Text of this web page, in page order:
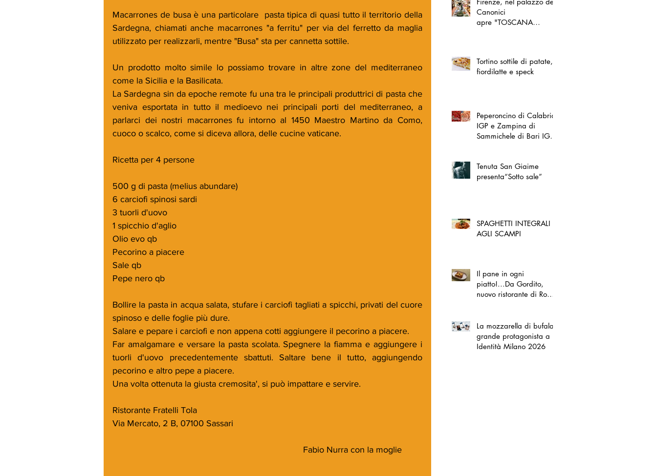
Macarrones de busa è una particolare  pasta tipica di quasi tutto il territorio della
Sardegna, chiamati anche macarrones "a ferritu" per via del ferretto da maglia
utilizzato per realizzarli, mentre "Busa" sta per cannetta sottile.
Un prodotto molto simile lo possiamo trovare in altre zone del mediterraneo
come la Sicilia e la Basilicata.
La Sardegna sin da epoche remote fu una tra le principali produttrici di pasta che
veniva esportata in tutto il medioevo nei principali porti del mediterraneo, a
parlarci dei nostri macarrones fu intorno al 1450 Maestro Martino da Como,
cuoco o scalco, come si diceva allora, delle cucine vaticane.
Ricetta per 4 persone
500 g di pasta (melius abundare)
6 carciofi spinosi sardi
3 tuorli d'uovo
1 spicchio d'aglio
Olio evo qb
Pecorino a piacere
Sale qb
Pepe nero qb
Bollire la pasta in acqua salata, stufare i carciofi tagliati a spicchi, privati del cuore
spinoso e delle foglie più dure.
Salare e pepare i carciofi e non appena cotti aggiungere il pecorino a piacere.
Far amalgamare e versare la pasta scolata. Spegnere la fiamma e aggiungere i
tuorli d'uovo precedentemente sbattuti. Saltare bene il tutto, aggiungendo
pecorino e altro pepe a piacere.
Una volta ottenuta la giusta cremosita', si può impattare e servire.
Ristorante Fratelli Tola
Via Mercato, 2 B, 07100 Sassari
Fabio Nurra con la moglie
Canonici
apre "TOSCANA
Tortino sottile di patate,
fiordilatte e speck
Peperoncino di Calabria
IGP e Zampina di
Sammichele di Bari IGP
Tenuta San Giaime
presenta“Sotto sale”
SPAGHETTI INTEGRALI
AGLI SCAMPI
Il pane in ogni
piatto!...Da Gordito,
nuovo ristorante di Roma
La mozzarella di bufala
grande protagonista a
Identità Milano 2026